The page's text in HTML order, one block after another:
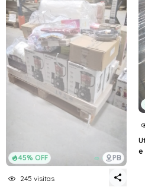
45% OFF PB
245 visitas
e